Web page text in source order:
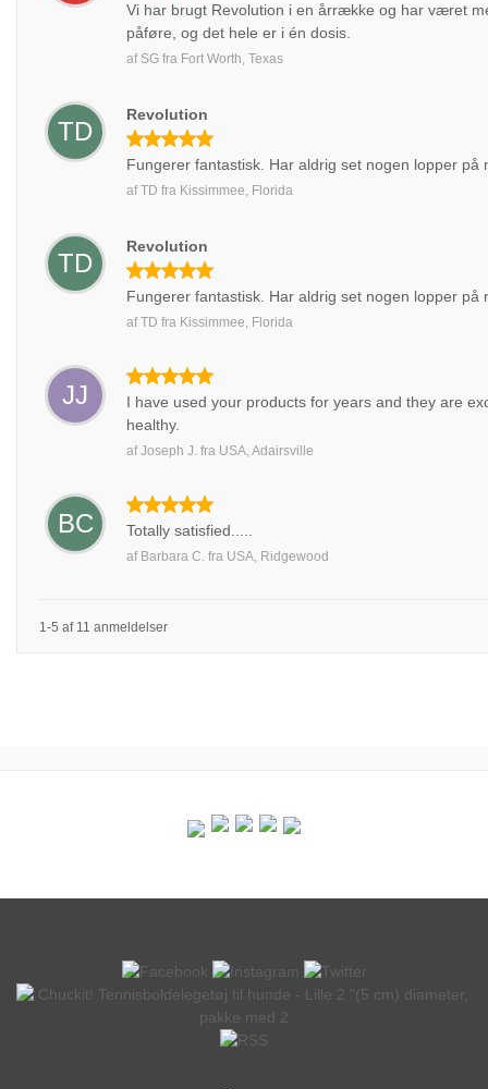
Vi har brugt Revolution i en årrække og har været
påføre, og det hele er i én dosis.
af SG fra Fort Worth, Texas
TD
Revolution
Fungerer fantastisk. Har aldrig set nogen lopper
afTD fra Kissimmee, Florida
TD
Revolution
Fungerer fantastisk. Har aldrig set nogen lopper
afTD fra Kissimmee, Florida
JJ
I have used your products for years and they are
healthy.
afJoseph J. fra USA, Adairsville
BC Totally satisfied.....
af Barbara C. fra USA, Ridgewood
1-5 af 11 anmeldelser